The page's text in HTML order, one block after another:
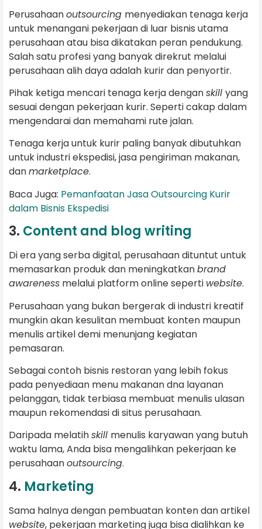
Perusahaanoutsourcing menyediakan tenaga kerja
untuk menangani pekerjaan di luar bisnis utama
perusahaan atau bisa dikatakan peran pendukung.
Salah satu profesi yang banyak direkrut melalui
perusahaan alih daya adalah kurir dan penyortir.
Pihak ketiga mencari tenaga kerja denganskill yang
sesuai dengan pekerjaan kurir. Seperti cakap dalam
mengendarai dan memahami rute jalan.
Tenaga kerja untuk kurir paling banyak dibutuhkan
untuk industri ekspedisi, jasa pengiriman makanan,
danmarketplace.
Baca Juga: Pemanfaatan Jasa Outsourcing Kurir
dalam Bisnis Ekspedisi
3. Content and blog writing
Di era yang serba digital, perusahaan dituntut untuk
memasarkan produk dan meningkatkanbrand
awareness melalui platform online seperti website.
Perusahaan yang bukan bergerak di industri kreatif
mungkin akan kesulitan membuat konten maupun
menulis artikel demi menunjang kegiatan
pemasaran.
Sebagai contoh bisnis restoran yang lebih fokus
pada penyediaan menu makanan dna layanan
pelanggan, tidak terbiasa membuat menulis ulasan
maupun rekomendasi di situs perusahaan.
Daripada melatihskill menulis karyawan yang butuh
waktu lama, Anda bisa mengalihkan pekerjaan ke
perusahaanoutsourcing.
4. Marketing
Sama halnya dengan pembuatan konten dan artikel
website, pekerjaan marketing juga bisa dialihkan ke